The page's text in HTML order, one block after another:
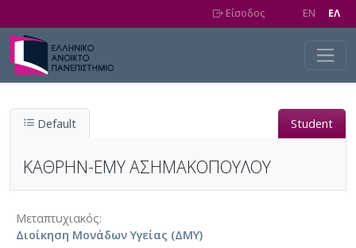
Είσοδος EN EΛ
Default Student
ΚΑΘΡΗΝ-ΕΜΥ ΑΣΗΜΑΚΟΠΟΥΛΟΥ
Μεταπτυχιακός
Διοίκηση Μονάδων Υγείας (ΔΜΥ)